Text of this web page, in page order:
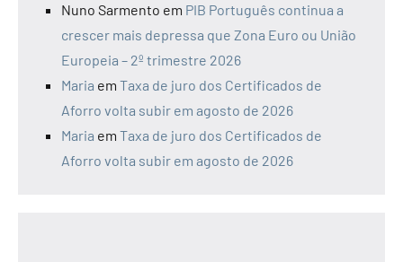
Nuno Sarmento em PIB Português continua a
crescer mais depressa que Zona Euro ou União
Europeia – 2º trimestre 2026
Maria em Taxa de juro dos Certificados de
Aforro volta subir em agosto de 2026
Maria em Taxa de juro dos Certificados de
Aforro volta subir em agosto de 2026